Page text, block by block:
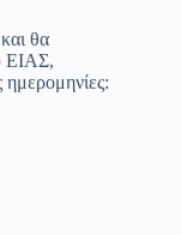
και θα
ΕΙΑΣ,